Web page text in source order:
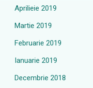
Aprilieie 2019
Martie 2019
Februarie 2019
Ianuarie 2019
Decembrie 2018